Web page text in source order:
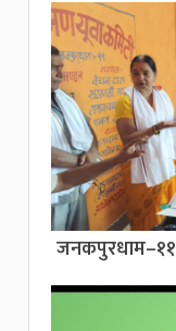
जनकपुरधाम–११